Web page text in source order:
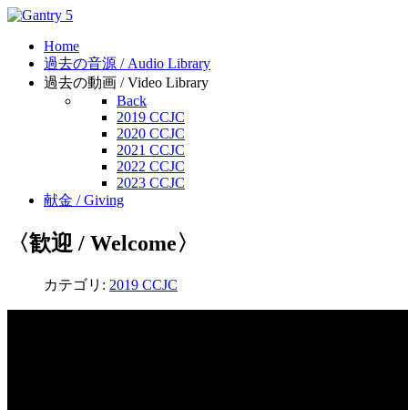
Home
過去の音源 / Audio Library
過去の動画 / Video Library
Back
2019 CCJC
2020 CCJC
2021 CCJC
2022 CCJC
2023 CCJC
献金 / Giving
〈歓迎 / Welcome〉
カテゴリ: 2019 CCJC